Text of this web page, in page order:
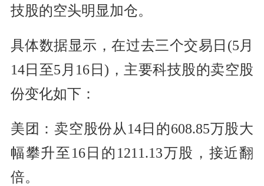
技股的空头明显加仓。
具体数据显示，在过去三个交易日(5月
14日至5月16日)，主要科技股的卖空股
份变化如下：
美团：卖空股份从14日的608.85万股大
幅攀升至16日的1211.13万股，接近翻
倍。